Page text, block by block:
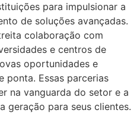
para impulsionar a
de soluções avançadas.
colaboração com
e centros de
oportunidades e
ponta. Essas parcerias
na vanguarda do setor e a
geração para seus clientes.